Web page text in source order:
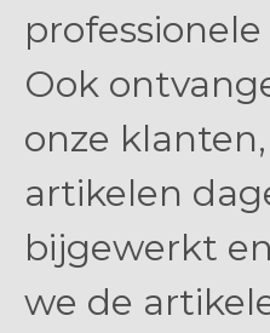
Ook
onze
artikelen
bijgewerkt
we de